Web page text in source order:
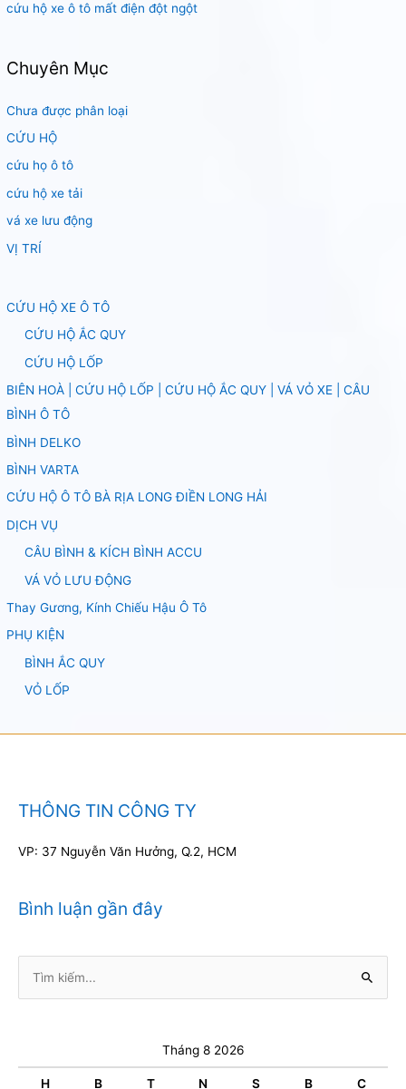
cứu hộ xe ô tô mất điện đột ngột
Chuyên Mục
Chưa được phân loại
CỨU HỘ
cứu họ ô tô
cứu hộ xe tải
vá xe lưu động
VỊ TRÍ
CỨU HỘ XE Ô TÔ
CỨU HỘ ẮC QUY
CỨU HỘ LỐP
BIÊN HOÀ | CỨU HỘ LỐP | CỨU HỘ ẮC QUY | VÁ VỎ XE | CÂU
BÌNH Ô TÔ
BÌNH DELKO
BÌNH VARTA
CỨU HỘ Ô TÔ BÀ RỊA LONG ĐIỀN LONG HẢI
DỊCH VỤ
CÂU BÌNH & KÍCH BÌNH ACCU
VÁ VỎ LƯU ĐỘNG
Thay Gương, Kính Chiếu Hậu Ô Tô
PHỤ KIỆN
BÌNH ẮC QUY
VỎ LỐP
THÔNG TIN CÔNG TY
VP: 37 Nguyễn Văn Hưởng, Q.2, HCM
Bình luận gần đây
kiếm:
Tháng 8 2026
H B T N S B C